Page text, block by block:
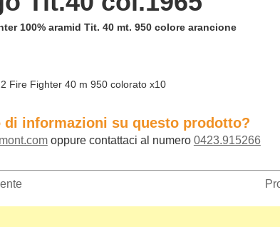
100% aramid Tit. 40 mt. 950 colore arancione
Fire Fighter 40 m 950 colorato x10
di informazioni su questo prodotto?
oppure contattaci al numero 0423.915266